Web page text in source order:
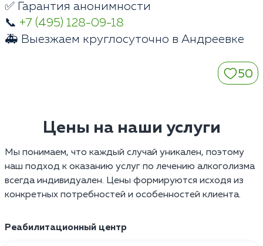
✅ Гарантия анонимности
📞 +7 (495) 128-09-18
🚑 Выезжаем круглосуточно в Андреевке
50
Цены на наши услуги
Мы понимаем, что каждый случай уникален, поэтому
наш подход к оказанию услуг по лечению алкоголизма
всегда индивидуален. Цены формируются исходя из
конкретных потребностей и особенностей клиента.
Реабилитационный центр